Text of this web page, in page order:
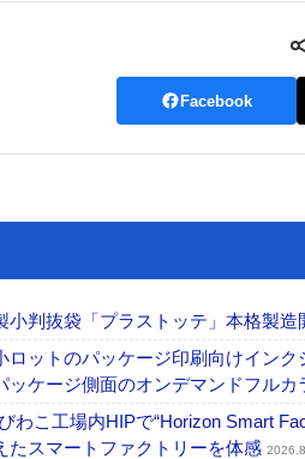
Facebook
判抜袋「プラストッテ」本格製
ットのパッケージ印刷向けイン
ッケージ側面のオンデマンドフルカ
わこ工場内HIPで“Horizon Smart
たスマートファクトリーを体感